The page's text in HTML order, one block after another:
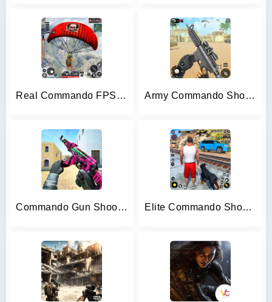
Real Commando FPS Gun Shooting Army Commando Shooting Games
Commando Gun Shooting Games 3D Elite Commando Shooting Games